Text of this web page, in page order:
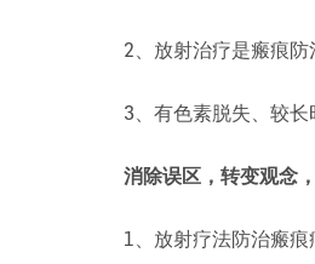
2、放射治疗是瘢痕防
3、有色素脱失、较长
消除误区，转变观念
1、放射疗法防治瘢痕